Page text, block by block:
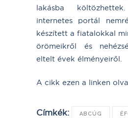
lakásba
internetes portál
készített a fiatalokkal
örömeikről és
eltelt évek élményeiről.
A cikk ezen a linken
Címkék: ABCÚG